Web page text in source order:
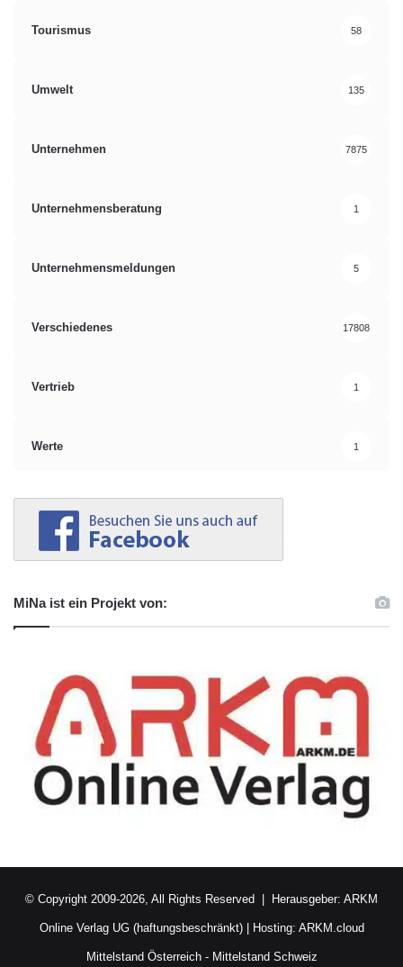
Tourismus 58
Umwelt 135
Unternehmen 7875
Unternehmensberatung 1
Unternehmensmeldungen 5
Verschiedenes 17808
Vertrieb 1
Werte 1
MiNa ist ein Projekt von:
© Copyright 2009-2026, All Rights Reserved | Herausgeber: ARKM
Online Verlag UG (haftungsbeschränkt)| Hosting: ARKM.cloud
Mittelstand Österreich- Mittelstand Schweiz